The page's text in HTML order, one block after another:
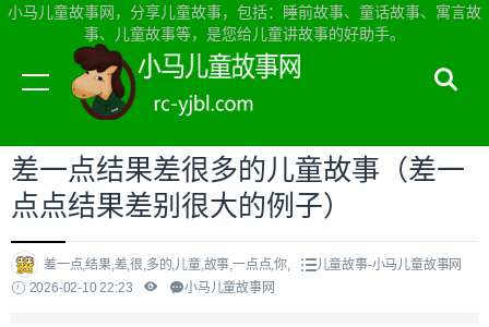
小马儿童故事网，分享儿童故事，包括：睡前故事、童话故事、寓言故
事、儿童故事等，是您给儿童讲故事的好助手。
当前位置：小马儿童故事网首页>儿童故事
差一点结果差很多的儿童故事（差一
点点结果差别很大的例子）
差一点,结果,差,很,多的,儿童,故事,一点点,你,
儿童故事-小马儿童故事网
2026-02-10 22:23
小马儿童故事网